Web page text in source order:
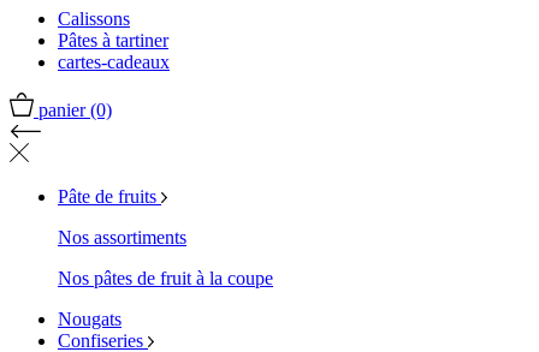
Calissons
Pâtes à tartiner
cartes-cadeaux
panier(0)
Pâte de fruits
Nos assortiments
Nos pâtes de fruit à la coupe
Nougats
Confiseries